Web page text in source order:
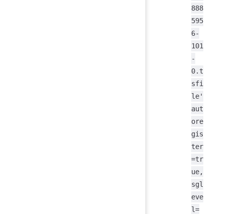
888
595
6-
101
-
0.t
sfi
le'
aut
ore
gis
ter
=tr
ue,
sgl
eve
l=